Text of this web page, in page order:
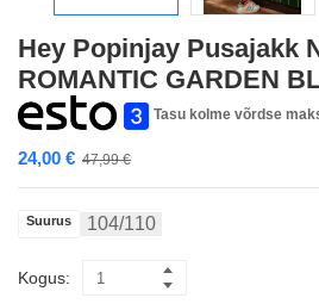
Hey Popinjay Pusajakk
ROMANTIC GARDEN
Tasu kolme võrdse
47,99€
24,00 €
Suurus 104/110
Kogus: